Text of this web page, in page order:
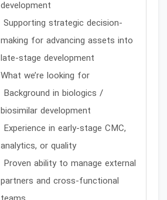
development
Supporting strategic decision-
making for advancing assets into
late-stage development
What we’re looking for
Background in biologics /
biosimilar development
Experience in early-stage CMC,
analytics, or quality
Proven ability to manage external
partners and cross-functional